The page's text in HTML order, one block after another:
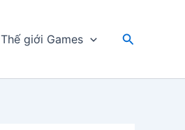
Thế giới Games
Tìm